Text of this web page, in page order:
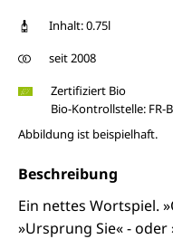
Inhalt: 0.75l
seit 2008
Zertifiziert Bio
Bio-Kontrollstelle: FR-
Abbildung ist beispielhaft.
Beschreibung
Ein nettes Wortspiel.
»Ursprung Sie« -